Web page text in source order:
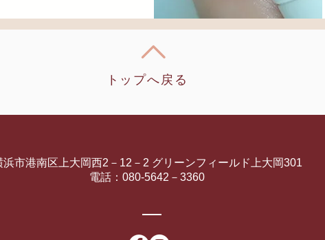
トップへ戻る
浜市港南区上大岡西2－12－2 グリーンフィールド上大岡301
電話：080-5642－3360